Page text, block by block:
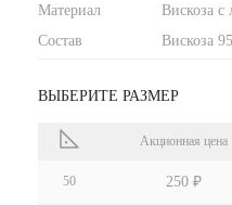
Материал
Вискоза с
Состав
Вискоза
ВЫБЕРИТЕ РАЗМЕР
Акционная цена
50 250 ₽